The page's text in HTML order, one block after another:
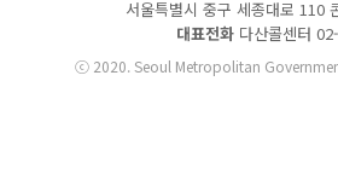
서울특별시 중구 세종대로 110
대표전화 다산콜센터
ⓒ2020. Seoul Metropolitan